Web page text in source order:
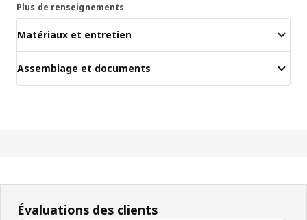
Plus de renseignements
Matériaux et entretien
Assemblage et documents
Évaluations des clients